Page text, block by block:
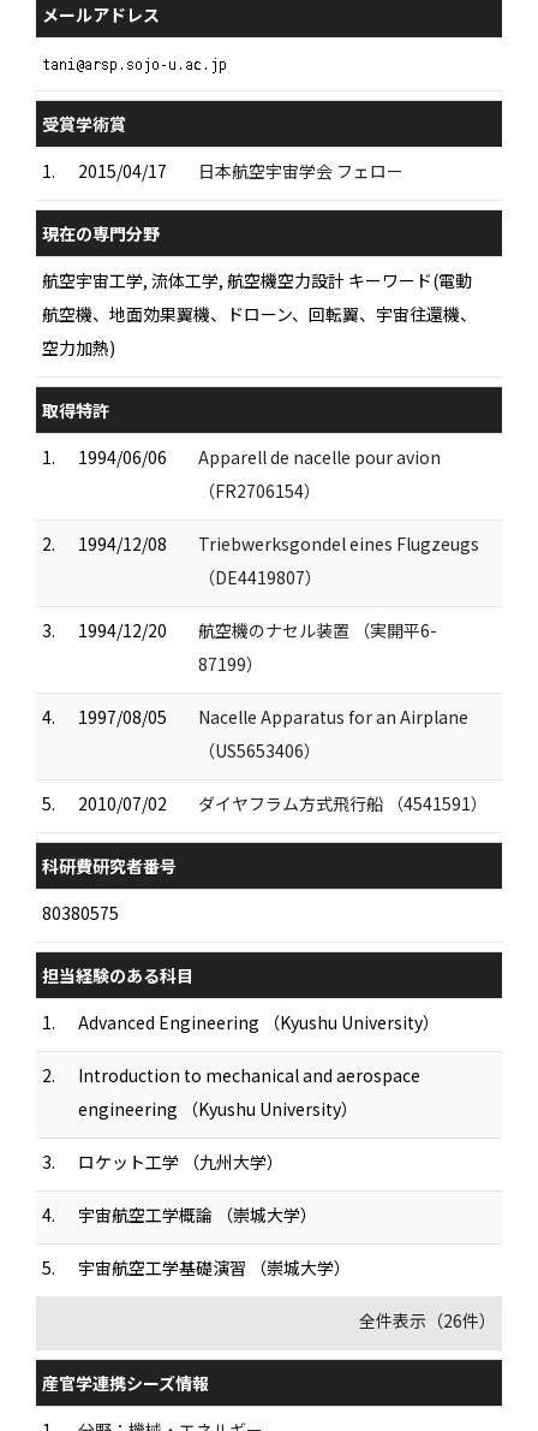
メールアドレス
受賞学術賞
1.
2015/04/17 日本航空宇宙学会 フェロー
現在の専門分野
航空宇宙工学, 流体工学, 航空機空力設計 キーワード(電動
航空機、地面効果翼機、ドローン、回転翼、宇宙往還機、
空力加熱)
取得特許
1.
1994/06/06
Apparell de nacelle pour avion
（FR2706154）
2. 1994/12/08
Triebwerksgondel eines Flugzeugs
（DE4419807）
3. 1994/12/20
航空機のナセル装置 （実開平6-
87199）
4. 1997/08/05
Nacelle Apparatus for an Airplane
（US5653406）
5. 2010/07/02 ダイヤフラム方式飛行船 （4541591）
科研費研究者番号
80380575
担当経験のある科目
1.
Advanced Engineering （Kyushu University）
2.
Introduction to mechanical and aerospace
engineering （Kyushu University）
3. ロケット工学 （九州大学）
4. 宇宙航空工学概論 （崇城大学）
5. 宇宙航空工学基礎演習 （崇城大学）
全件表示（26件）
産官学連携シーズ情報